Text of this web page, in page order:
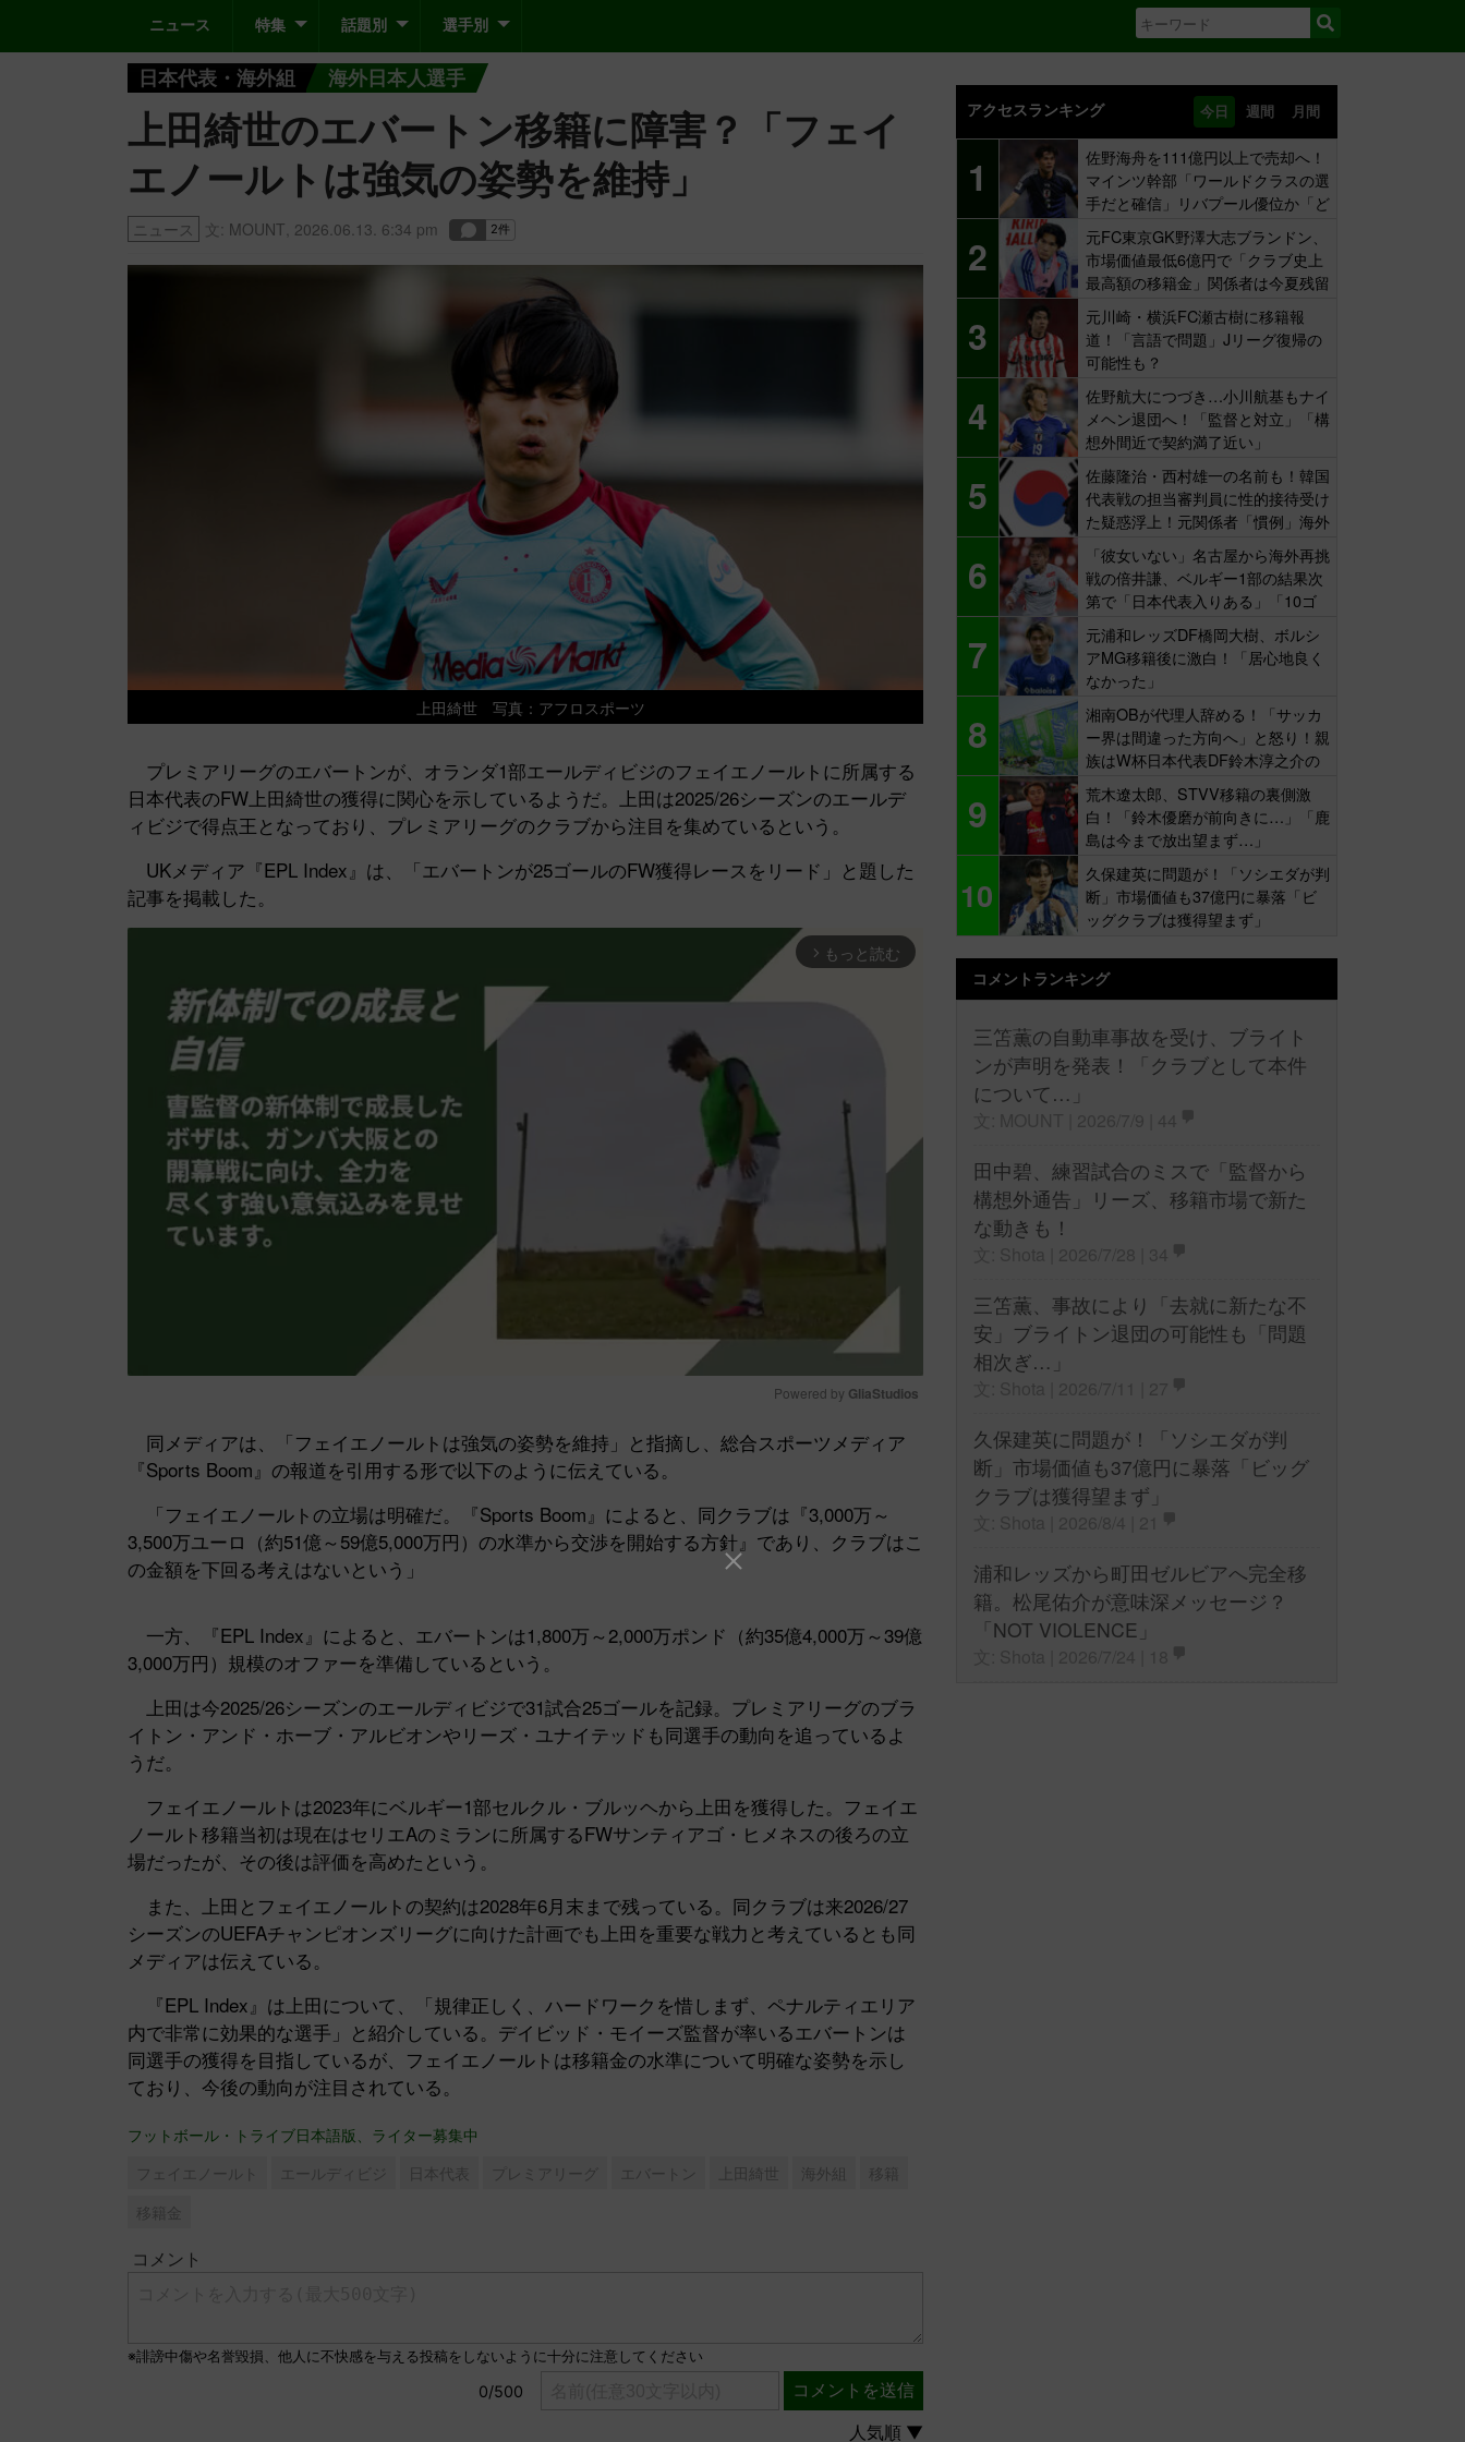
ニュース 特集 話題別 選手別
日本代表・海外組 海外日本人選手
上田綺世のエバートン移籍に障害？「フェイ
エノールトは強気の姿勢を維持」
ニュース 文: MOUNT 2026.06.13. 6:34 pm
上田綺世 写真：アフロスポーツ
プレミアリーグのエバートンが、オランダ1部エールディビジのフェイエノールトに所属する
日本代表のFW上田綺世の獲得に関心を示しているようだ。上田は2025/26シーズンのエールデ
ィビジで得点王となっており、プレミアリーグのクラブから注目を集めているという。
UKメディア『EPL Index』は、「エバートンが25ゴールのFW獲得レースをリード」と題した
記事を掲載した。
arrow_forward_ios もっと読む
Mute
Powered by GliaStudios
同メディアは、「フェイエノールトは強気の姿勢を維持」と指摘し、総合スポーツメディア
『Sports Boom』の報道を引用する形で以下のように伝えている。
「フェイエノールトの立場は明確だ。『Sports Boom』によると、同クラブは『3,000万～
3,500万ユーロ（約51億～59億5,000万円）の水準から交渉を開始する方針』であり、クラブはこ
の金額を下回る考えはないという」
一方、『EPL Index』によると、エバートンは1,800万～2,000万ポンド（約35億4,000万～39億
3,000万円）規模のオファーを準備しているという。
上田は今2025/26シーズンのエールディビジで31試合25ゴールを記録。プレミアリーグのブラ
イトン・アンド・ホーブ・アルビオンやリーズ・ユナイテッドも同選手の動向を追っているよ
うだ。
フェイエノールトは2023年にベルギー1部セルクル・ブルッヘから上田を獲得した。フェイエ
ノールト移籍当初は現在はセリエAのミランに所属するFWサンティアゴ・ヒメネスの後ろの立
場だったが、その後は評価を高めたという。
また、上田とフェイエノールトの契約は2028年6月末まで残っている。同クラブは来2026/27
シーズンのUEFAチャンピオンズリーグに向けた計画でも上田を重要な戦力と考えているとも同
メディアは伝えている。
『EPL Index』は上田について、「規律正しく、ハードワークを惜しまず、ペナルティエリア
内で非常に効果的な選手」と紹介している。デイビッド・モイーズ監督が率いるエバートンは
同選手の獲得を目指しているが、フェイエノールトは移籍金の水準について明確な姿勢を示し
ており、今後の動向が注目されている。
フットボール・トライブ日本語版、ライター募集中
フェイエノールト エールディビジ 日本代表 プレミアリーグ エバートン 上田綺世 海外組
移籍
移籍金
アクセスランキング 今日 週間 月間
1
佐野海舟を111億円以上で売却へ！
マインツ幹部「ワールドクラスの選
手だと確信」リバプール優位か「ど
ちらかだ」
2
元FC東京GK野澤大志ブランドン、
市場価値最低6億円で「クラブ史上
最高額の移籍金」関係者は今夏残留
示唆も
3
元川崎・横浜FC瀬古樹に移籍報
道！「言語で問題」Jリーグ復帰の
可能性も？
4
佐野航大につづき…小川航基もナイ
メヘン退団へ！「監督と対立」「構
想外間近で契約満了近い」
5
佐藤隆治・西村雄一の名前も！韓国
代表戦の担当審判員に性的接待受け
た疑惑浮上！元関係者「慣例」海外
報道
6
「彼女いない」名古屋から海外再挑
戦の倍井謙、ベルギー1部の結果次
第で「日本代表入りある」「10ゴ
ール目標」
7
元浦和レッズDF橋岡大樹、ボルシ
アMG移籍後に激白！「居心地良く
なかった」
8
湘南OBが代理人辞める！「サッカ
ー界は間違った方向へ」と怒り！親
族はW杯日本代表DF鈴木淳之介の
同僚
9
荒木遼太郎、STVV移籍の裏側激
白！「鈴木優磨が前向きに…」「鹿
島は今まで放出望まず…」
10
久保建英に問題が！「ソシエダが判
断」市場価値も37億円に暴落「ビ
ッグクラブは獲得望まず」
コメントランキング
三笘薫の自動車事故を受け、ブライト
ンが声明を発表！「クラブとして本件
について…」
田中碧、練習試合のミスで「監督から
構想外通告」リーズ、移籍市場で新た
な動きも！
三笘薫、事故により「去就に新たな不
安」ブライトン退団の可能性も「問題
相次ぎ…」
久保建英に問題が！「ソシエダが判
断」市場価値も37億円に暴落「ビッグ
クラブは獲得望まず」
浦和レッズから町田ゼルビアへ完全移
籍。松尾佑介が意味深メッセージ？
「NOT VIOLENCE」